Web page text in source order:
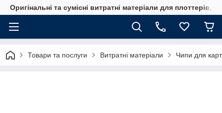
Оригінальні та сумісні витратні матеріали для плоттерів,
Товари та послуги Витратні матеріали Чипи для